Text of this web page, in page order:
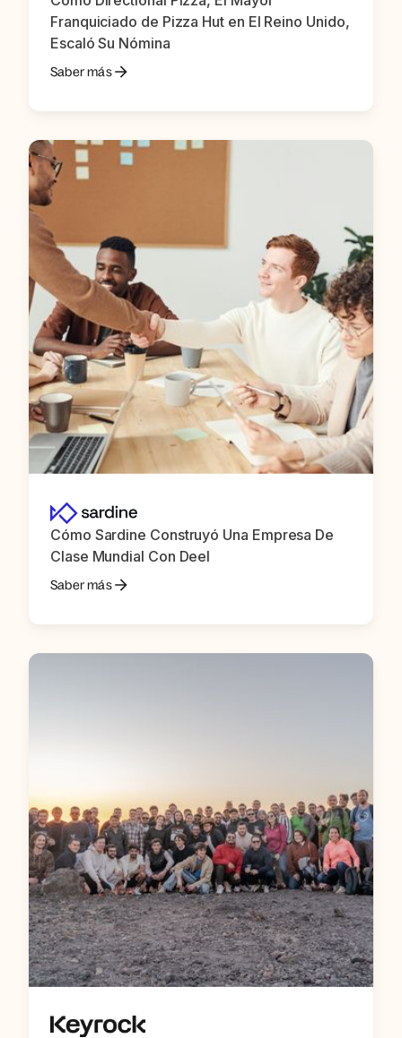
Franquiciado de Pizza Hut en El Reino Unido,
Escaló Su Nómina
Saber más
Cómo Sardine Construyó Una Empresa De
Clase Mundial Con Deel
Saber más